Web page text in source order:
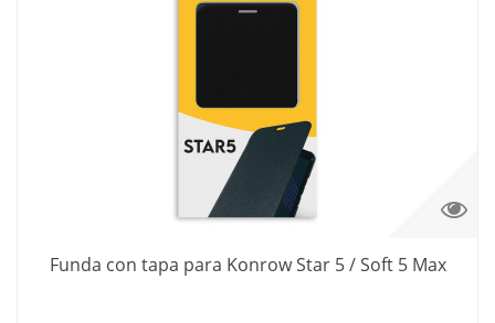
Funda con tapa para Konrow Star 5 / Soft 5 Max